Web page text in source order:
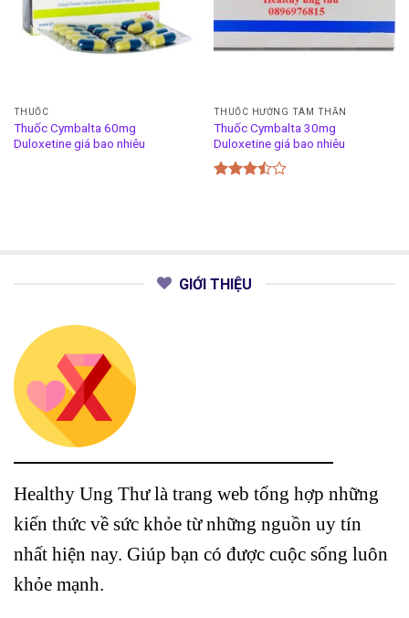
THUỐC
Thuốc Cymbalta 60mg
Duloxetine giá bao nhiêu
THUỐC HƯỚNG TÂM THẦN
Thuốc Cymbalta 30mg
Duloxetine giá bao nhiêu
GIỚI THIỆU
Healthy Ung Thư là trang web tổng hợp những
kiến thức về sức khỏe từ những nguồn uy tín
nhất hiện nay. Giúp bạn có được cuộc sống luôn
khỏe mạnh.